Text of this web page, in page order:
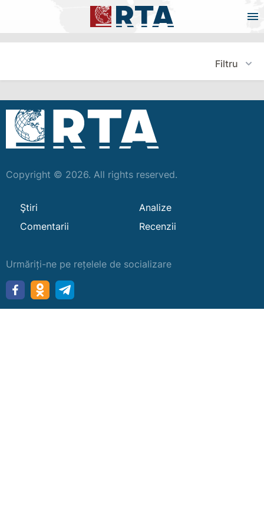
Filtru
Copyright © 2026. All rights reserved.
Ştiri
Analize
Comentarii
Recenzii
Urmăriți-ne pe rețelele de socializare